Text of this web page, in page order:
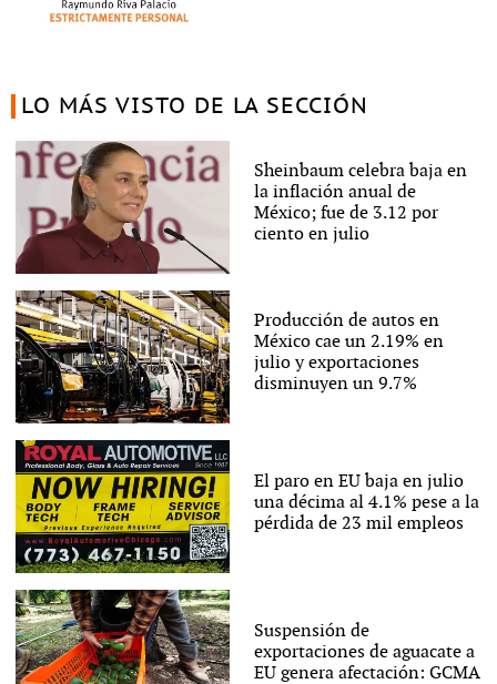
LO MÁS VISTO DE LA SECCIÓN
Sheinbaum celebra baja en
la inflación anual de
México; fue de 3.12 por
ciento en julio
Producción de autos en
México cae un 2.19% en
julio y exportaciones
disminuyen un 9.7%
El paro en EU baja en julio
una décima al 4.1% pese a la
pérdida de 23 mil empleos
Suspensión de
exportaciones de aguacate a
EU genera afectación: GCMA